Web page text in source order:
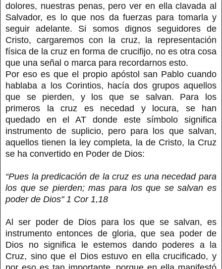
dolores, nuestras penas, pero ver en ella clavada al
Salvador, es lo que nos da fuerzas para tomarla y
seguir adelante. Si somos dignos seguidores de
Cristo, cargaremos con la cruz, la representación
física de la cruz en forma de crucifijo, no es otra cosa
que una señal o marca para recordarnos esto.
Por eso es que el propio apóstol san Pablo cuando
hablaba a los Corintios, hacía dos grupos aquellos
que se pierden, y los que se salvan. Para los
primeros la cruz es necedad y locura, se han
quedado en el AT donde este símbolo significa
instrumento de suplicio, pero para los que salvan,
aquellos tienen la ley completa, la de Cristo, la Cruz
se ha convertido en Poder de Dios:
“Pues la predicación de la cruz es una necedad para
los que se pierden; mas para los que se salvan es
poder de Dios" 1 Cor 1,18
Al ser poder de Dios para los que se salvan, es
instrumento entonces de gloria, que sea poder de
Dios no significa le estemos dando poderes a la
Cruz, sino que el Dios estuvo en ella crucificado, y